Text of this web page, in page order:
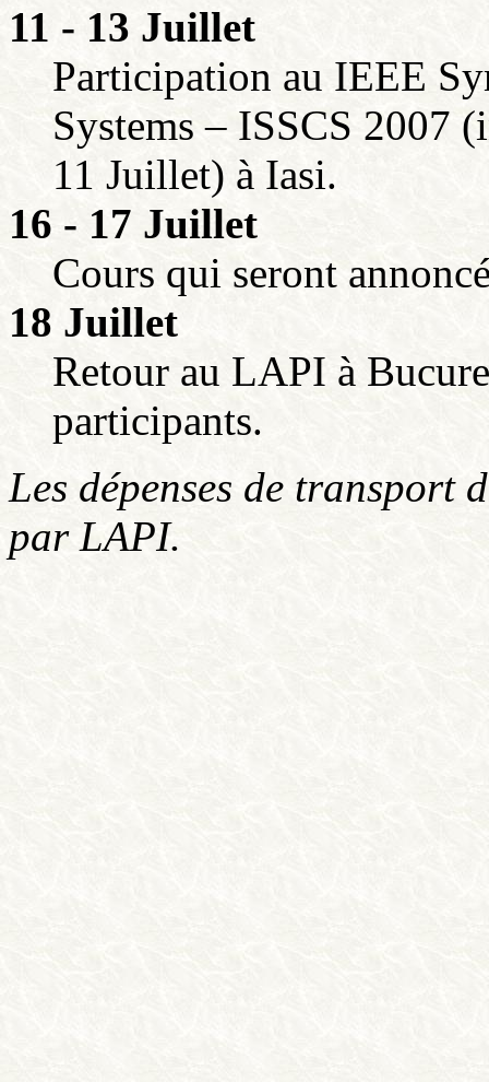
11 - 13 Juillet
Participation au IEEE
Systems – ISSCS 2007
11 Juillet) à Iasi.
16 - 17 Juillet
Cours qui seront
18 Juillet
Retour au LAPI à
participants.
Les dépenses de transport
par LAPI.